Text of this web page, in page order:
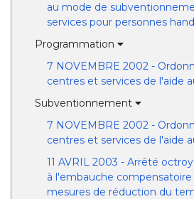
au mode de
services pour personnes
Programmation
7 NOVEMBRE 2002 -
centres et services de l'aide
Subventionnement
7 NOVEMBRE 2002 -
centres et services de l'aide
11 AVRIL 2003 - Arrêté
à l'embauche compensatoire
mesures de réduction du